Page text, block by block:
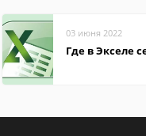
03 июня 2022
Где в Экселе